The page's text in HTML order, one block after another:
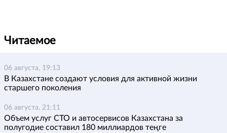
Читаемое
06 августа, 19:13
В Казахстане создают условия для активной жизни
старшего поколения
06 августа, 21:11
Объем услуг СТО и автосервисов Казахстана за
полугодие составил 180 миллиардов теңге